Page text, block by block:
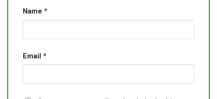
Name *
Email *